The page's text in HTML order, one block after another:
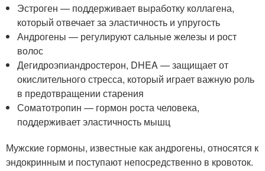
Эстроген — поддерживает выработку коллагена,
который отвечает за эластичность и упругость
Андрогены — регулируют сальные железы и рост
волос
Дегидроэпиандростерон, DHEA — защищает от
окислительного стресса, который играет важную роль
в предотвращении старения
Соматотропин — гормон роста человека,
поддерживает эластичность мышц
Мужские гормоны, известные как андрогены, относятся к
эндокринным и поступают непосредственно в кровоток.